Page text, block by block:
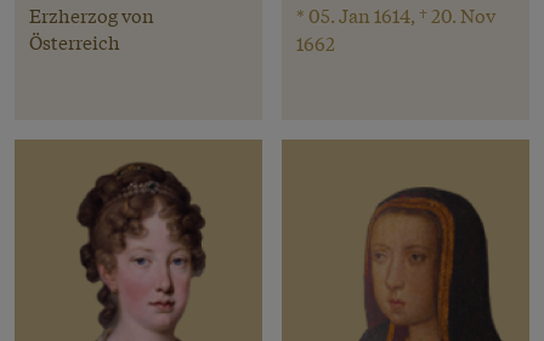
Erzherzog von
Österreich
* 05. Jan 1614, † 20. Nov
1662